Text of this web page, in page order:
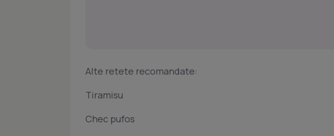
Alte retete recomandate:
Tiramisu
Chec pufos